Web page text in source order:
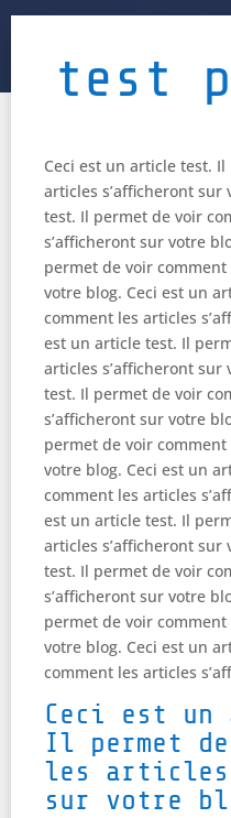
test
Ceci est un article test.
articles s’afficheront sur
test. Il permet de voir
s’afficheront sur votre
permet de voir
votre blog. Ceci est un
comment les articles
est un article test. Il
articles s’afficheront sur
test. Il permet de voir
s’afficheront sur votre
permet de voir
votre blog. Ceci est un
comment les articles
est un article test. Il
articles s’afficheront sur
test. Il permet de voir
s’afficheront sur votre
permet de voir
votre blog. Ceci est un
comment les articles
Ceci est
Il permet de
les articles
sur votre